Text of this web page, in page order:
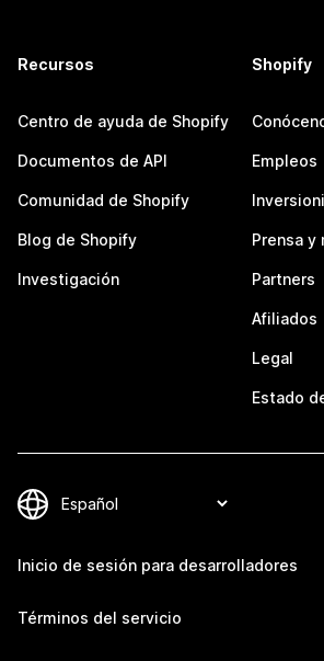
Recursos
Centro de ayuda de Shopify
Documentos de API
Comunidad de Shopify
Blog de Shopify
Investigación
Shopify
Empleos
Prensa y
Partners
Afiliados
Legal
Estado
Inicio de sesión para desarrolladores
Términos del servicio